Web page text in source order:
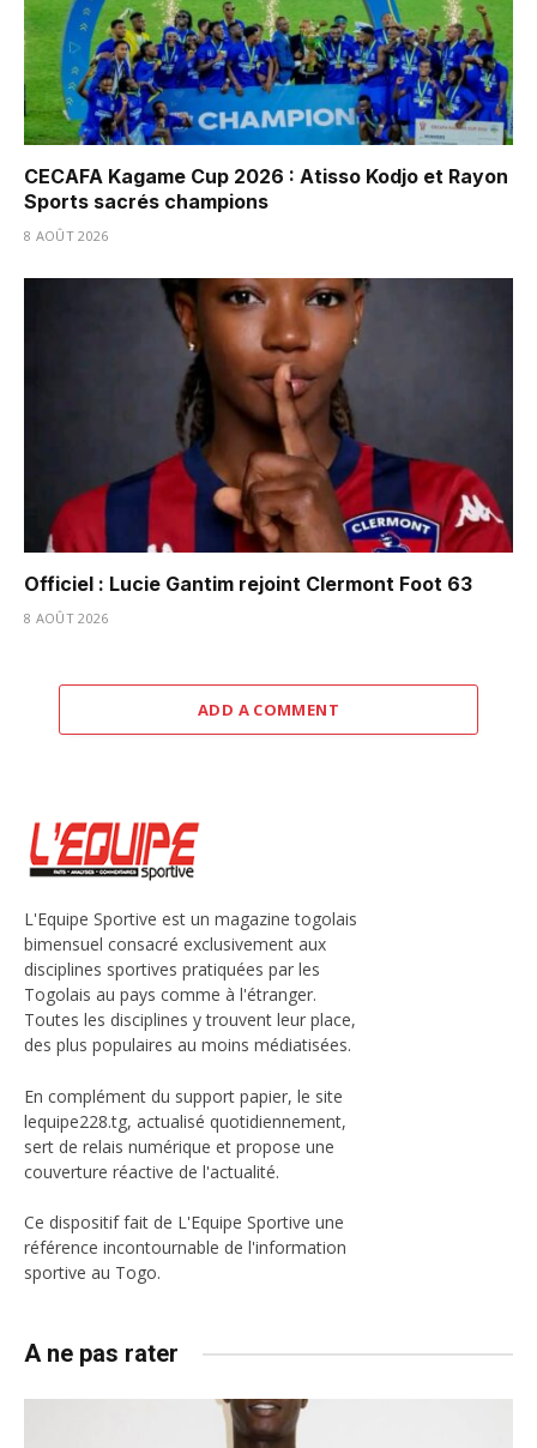
CECAFA Kagame Cup 2026 : Atisso Kodjo et Rayon
Sports sacrés champions
8 AOÛT 2026
Officiel : Lucie Gantim rejoint Clermont Foot 63
8 AOÛT 2026
ADD A COMMENT
L'Equipe Sportive est un magazine togolais
bimensuel consacré exclusivement aux
disciplines sportives pratiquées par les
Togolais au pays comme à l'étranger.
Toutes les disciplines y trouvent leur place,
des plus populaires au moins médiatisées.
En complément du support papier, le site
lequipe228.tg, actualisé quotidiennement,
sert de relais numérique et propose une
couverture réactive de l'actualité.
Ce dispositif fait de L'Equipe Sportive une
référence incontournable de l'information
sportive au Togo.
A ne pas rater